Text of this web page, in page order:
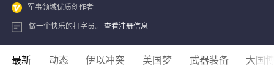
军事领域优质创作者
做一个快乐的打字员。 查看注册信息
最新 动态 伊以冲突 美国梦 武器装备 大国